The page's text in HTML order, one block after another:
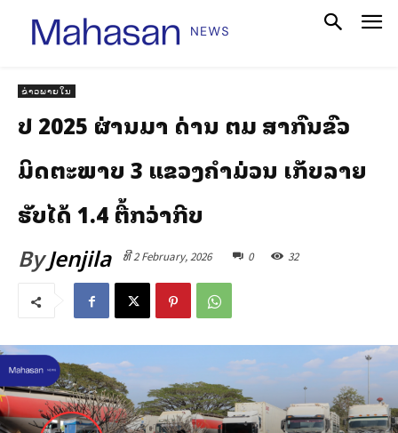
ຂ່າວພາຍໃນ
ປີ 2025 ຜ່ານມາ ດ່ານ ຕມ ສາກົນຂົວ
ມິດຕະພາບ 3 ແຂວງຄຳມ່ວນ ເກັບລາຍ
ຮັບໄດ້ 1.4 ຕື້ກວ່າກີບ
ByJenjila ທີ 2 February, 2026 0 32